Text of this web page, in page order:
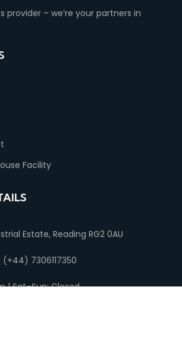
provider – we’re your partners in
Facility
Estate, Reading RG2 0AU
(+44) 7306117350
| Sat–Sun: Closed